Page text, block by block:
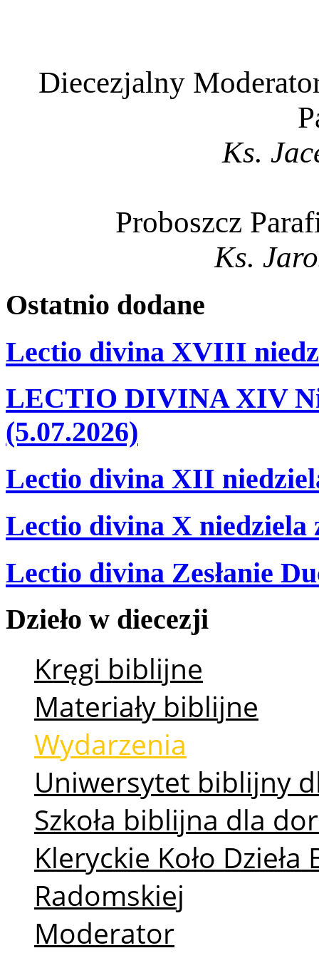
Diecezjalny
Ks.
Proboszcz
Ks.
Ostatnio dodane
Lectio divina XVIII
LECTIO DIVINA XIV
(5.07.2026)
Lectio divina XII
Lectio divina X niedziela
Lectio divina Zesłanie
Dzieło w diecezji
Kręgi biblijne
Materiały biblijne
Wydarzenia
Uniwersytet biblijny
Szkoła biblijna dla
Kleryckie Koło
Radomskiej
Moderator